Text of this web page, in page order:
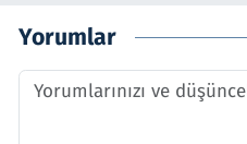
Yorumlar